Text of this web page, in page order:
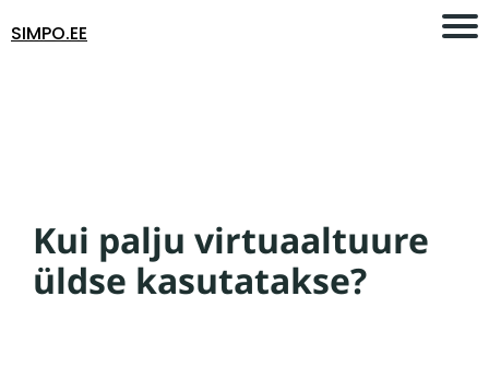
SIMPO.EE
Kui palju virtuaaltuure
üldse kasutatakse?